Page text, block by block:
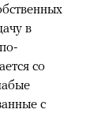
в
со
с